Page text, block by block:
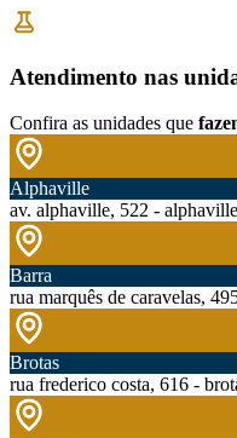
Atendimento nas
Confira as unidades que
Alphaville
av. alphaville, 522 -
Barra
rua marquês de caravelas,
Brotas
rua frederico costa, 616 -